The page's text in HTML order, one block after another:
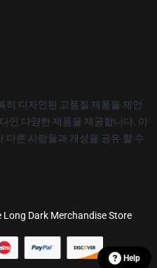
히 디자인된 고품질 제품을 제안
인 다양한 제품을 제공합니다. 이
다른 사람들과 개성을 공유 할 수
Long Dark Merchandise Store
Help